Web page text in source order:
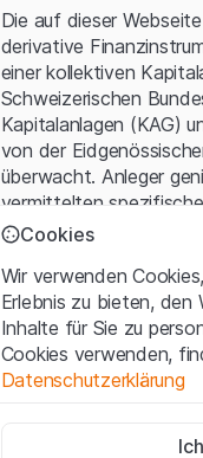
Die auf dieser
derivative
einer kollektiven
Schweizerischen
Kapitalanlagen (KAG)
von der
überwacht. Anleger
vermittelten
Mit dem Zugriff auf
(die "Website")
Informationen und die
Nutzungsbedingungen
Wenn Sie mit den
Cookies
Wir verwenden
Erlebnis zu bieten, den
Inhalte für Sie zu
Cookies verwenden,
Datenschutzerklärung
Diese Cookies sind für